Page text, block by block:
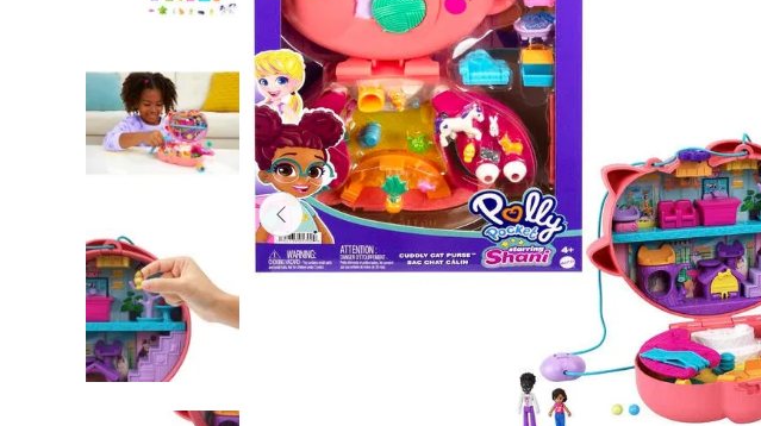
Lanzadores
Muñecas
Construcción
Vehículos y Pistas